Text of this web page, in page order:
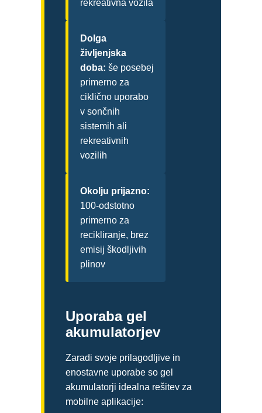
rekreativna vozila
Dolga
življenjska
doba: še posebej
primerno za
ciklično uporabo
v sončnih
sistemih ali
rekreativnih
vozilih
Okolju prijazno:
100-odstotno
primerno za
recikliranje, brez
emisij škodljivih
plinov
Uporaba gel
akumulatorjev
Zaradi svoje prilagodljive in
enostavne uporabe so gel
akumulatorji idealna rešitev za
mobilne aplikacije: